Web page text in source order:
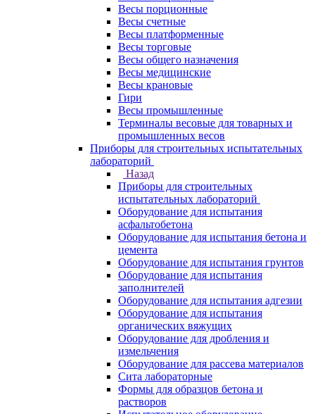
Весы порционные
Весы счетные
Весы платформенные
Весы торговые
Весы общего назначения
Весы медицинские
Весы крановые
Гири
Весы промышленные
Терминалы весовые для товарных и
промышленных весов
Приборы для строительных испытательных
лабораторий
Назад
Приборы для строительных
испытательных лабораторий
Оборудование для испытания
асфальтобетона
Оборудование для испытания бетона и
цемента
Оборудование для испытания грунтов
Оборудование для испытания
заполнителей
Оборудование для испытания адгезии
Оборудование для испытания
органических вяжущих
Оборудование для дробления и
измельчения
Оборудование для рассева материалов
Сита лабораторные
Формы для образцов бетона и
растворов